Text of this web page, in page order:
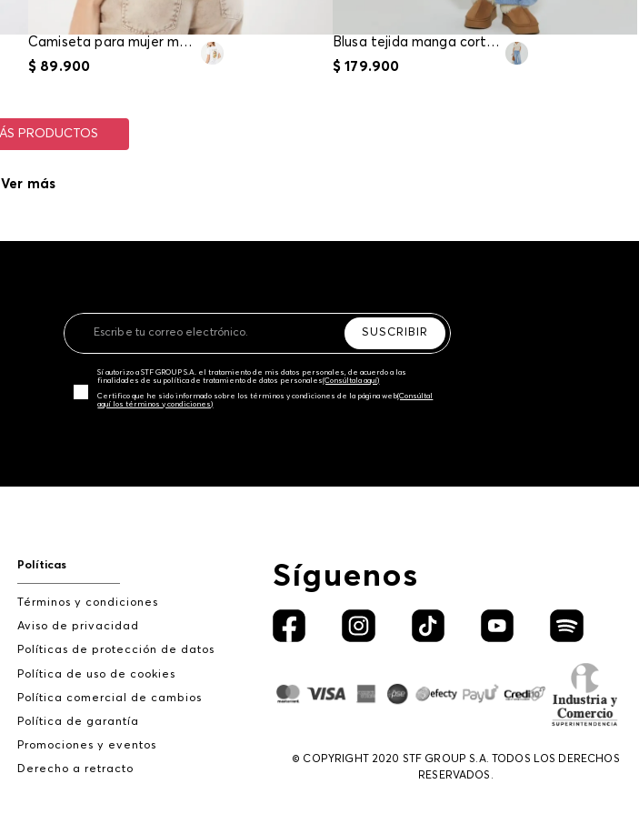
Camiseta para mujer manga corta
$ 89.900
Blusa tejida manga corta para mujer
$ 179.900
Ver más
SUSCRIBIR
Sí autorizo a STF GROUP S.A. el tratamiento de mis datos personales, de acuerdo a las
finalidades de su política de tratamiento de datos personales‎(Consúltala aquí)
Certifico que he sido informado sobre los términos y condiciones de la página web‎(Consúltal
aquí los términos y condiciones)
Síguenos
© COPYRIGHT 2020 STF GROUP S.A. TODOS LOS DERECHOS
RESERVADOS.
Políticas
Términos y condiciones
Aviso de privacidad
Políticas de protección de datos
Política de uso de cookies
Política comercial de cambios
Política de garantía
Promociones y eventos
Derecho a retracto